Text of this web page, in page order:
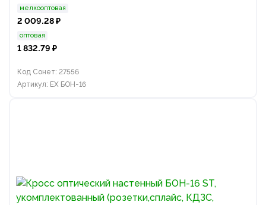
мелкооптовая
2 009.28 ₽
оптовая
1 832.79 ₽
Код Сонет: 27556
Артикул: EX БОН-16